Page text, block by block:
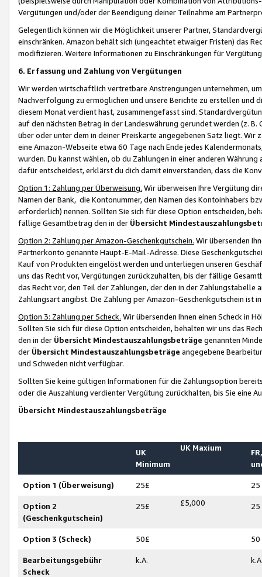
Vergütungen und/oder der Beendigung deiner Teilnahme am
Gelegentlich können wir die Möglichkeit unserer Partner,
einschränken. Amazon behält sich (ungeachtet etwaiger Fristen) das
modifizieren. Weitere Informationen zu Einschränkungen für
6. Erfassung und Zahlung von Vergütungen
Wir werden wirtschaftlich vertretbare Anstrengungen unternehmen,
Nachverfolgung zu ermöglichen und unsere Berichte zu erstellen und
diesem Monat verdient hast, zusammengefasst sind.
auf den nächsten Betrag in der Landeswährung gerundet werden (z.
über oder unter dem in deiner Preiskarte angegebenen Satz liegt.
eine Amazon-Webseite etwa 60 Tage nach Ende jedes
wurden. Du kannst wählen, ob du Zahlungen in einer anderen
dafür entscheidest, erklärst du dich damit einverstanden, dass die
Option 1: Zahlung per Überweisung. Wir überweisen Ihre Vergütung
Namen der Bank, die Kontonummer, den Namen des Kontoinhabers
erforderlich) nennen. Sollten Sie sich für diese Option entscheiden,
fällige Gesamtbetrag den in der Übersicht
Option 2: Zahlung per Amazon-Geschenkgutschein. Wir übersenden
Partnerkonto genannte Haupt-E-Mail-Adresse. Diese
Kauf von Produkten eingelöst werden und unterliegen unseren
uns das Recht vor, Vergütungen zurückzuhalten, bis der fällige
das Recht vor, den Teil der Zahlungen, der den in der
Zahlungsart angibst. Die Zahlung per Amazon-Geschenkgutschein ist
Option 3: Zahlung per Scheck. Wir übersenden Ihnen einen Scheck in
Sollten Sie sich für diese Option entscheiden, behalten wir uns das
den in der Übersicht Mindestauszahlungsbeträge genannten
der Übersicht Mindestauszahlungsbeträge angegebene
und Schweden nicht verfügbar.
Sollten Sie keine gültigen Informationen für die Zahlungsoption
oder die Auszahlung verdienter Vergütung zurückhalten, bis Sie
Übersicht Mindestauszahlungsbeträge
UK
Minimum
UK Maxium
Option 1 (Überweisung) 25£ 25
Option 2
(Geschenkgutschein)
25£ £5,000 25
Option 3 (Scheck) 50£ 50
Bearbeitungsgebühr
Scheck
k.A.